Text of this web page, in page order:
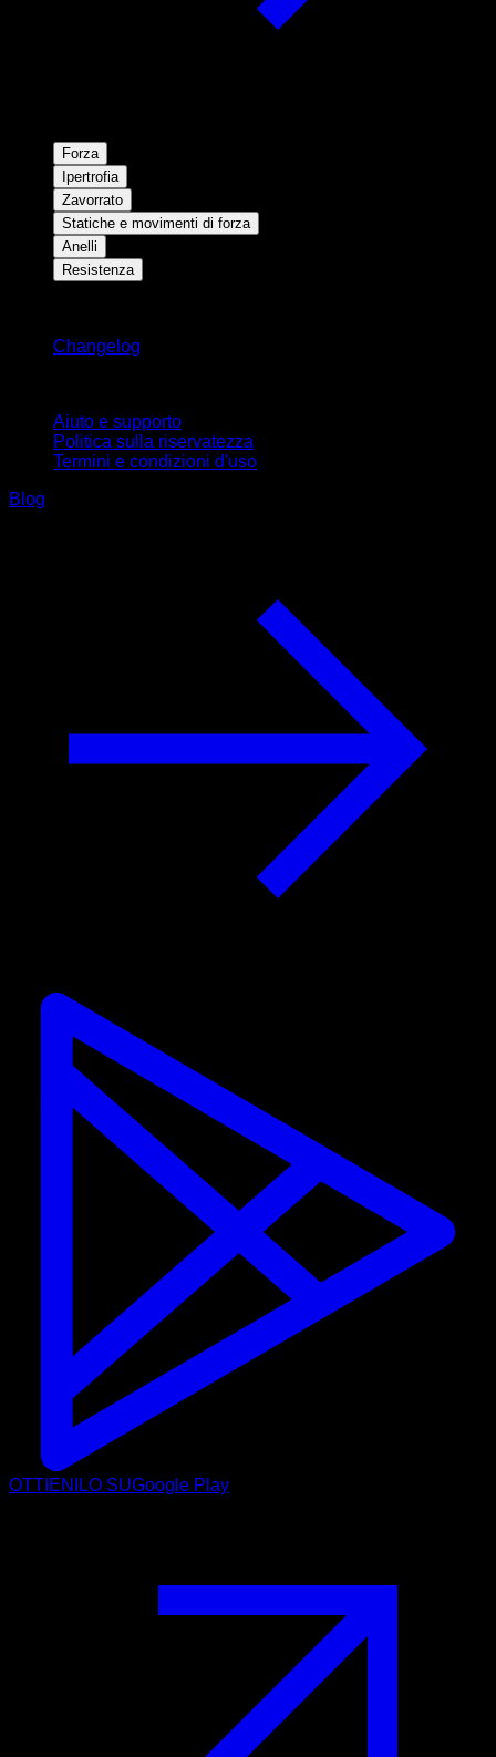
Forza
Ipertrofia
Zavorrato
Statiche e movimenti di forza
Anelli
Resistenza
Changelog
Aiuto e supporto
Politica sulla riservatezza
Termini e condizioni d'uso
Blog
OTTIENILO SUGoogle Play